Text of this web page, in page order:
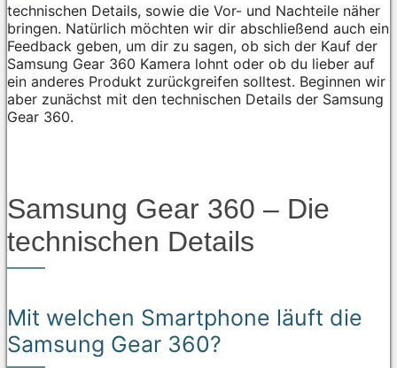
technischen Details, sowie die Vor- und Nachteile näher
bringen. Natürlich möchten wir dir abschließend auch ein
Feedback geben, um dir zu sagen, ob sich der Kauf der
Samsung Gear 360 Kamera lohnt oder ob du lieber auf
ein anderes Produkt zurückgreifen solltest. Beginnen wir
aber zunächst mit den technischen Details der Samsung
Gear 360.
Samsung Gear 360 – Die
technischen Details
Mit welchen Smartphone läuft die
Samsung Gear 360?